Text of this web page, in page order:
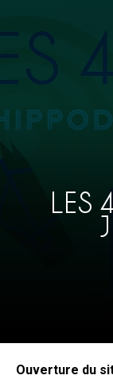
LES
Ouverture du